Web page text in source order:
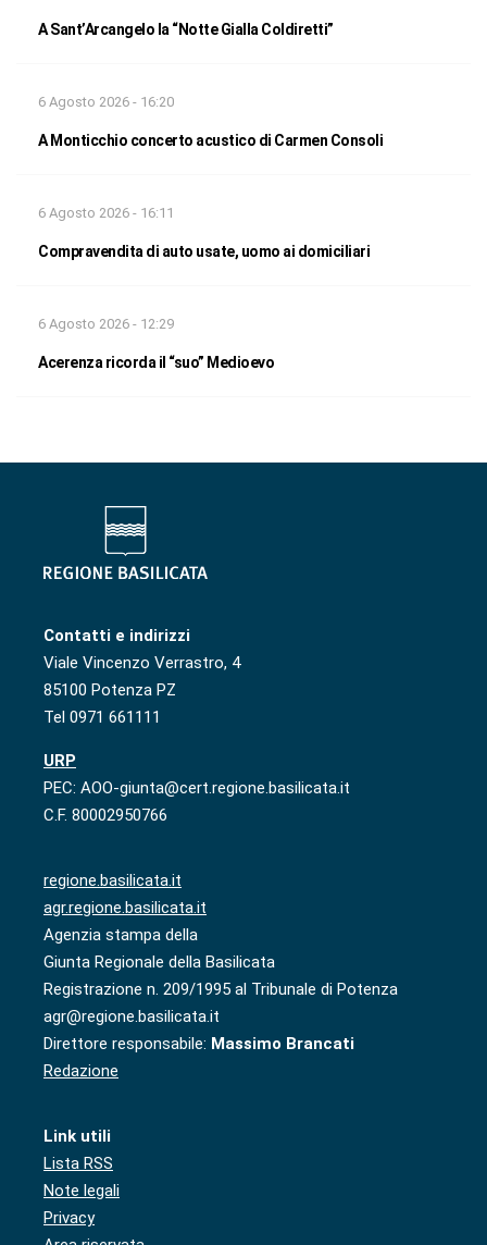
A Sant’Arcangelo la “Notte Gialla Coldiretti”
6 Agosto 2026 - 16:20
A Monticchio concerto acustico di Carmen Consoli
6 Agosto 2026 - 16:11
Compravendita di auto usate, uomo ai domiciliari
6 Agosto 2026 - 12:29
Acerenza ricorda il “suo” Medioevo
Contatti e indirizzi
Viale Vincenzo Verrastro, 4
85100 Potenza PZ
Tel 0971 661111
URP
PEC: AOO-giunta@cert.regione.basilicata.it
C.F. 80002950766
regione.basilicata.it
agr.regione.basilicata.it
Agenzia stampa della
Giunta Regionale della Basilicata
Registrazione n. 209/1995 al Tribunale di Potenza
agr@regione.basilicata.it
Direttore responsabile: Massimo Brancati
Redazione
Link utili
Lista RSS
Note legali
Privacy